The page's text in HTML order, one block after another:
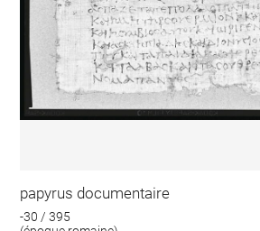
papyrus documentaire
-30 / 395